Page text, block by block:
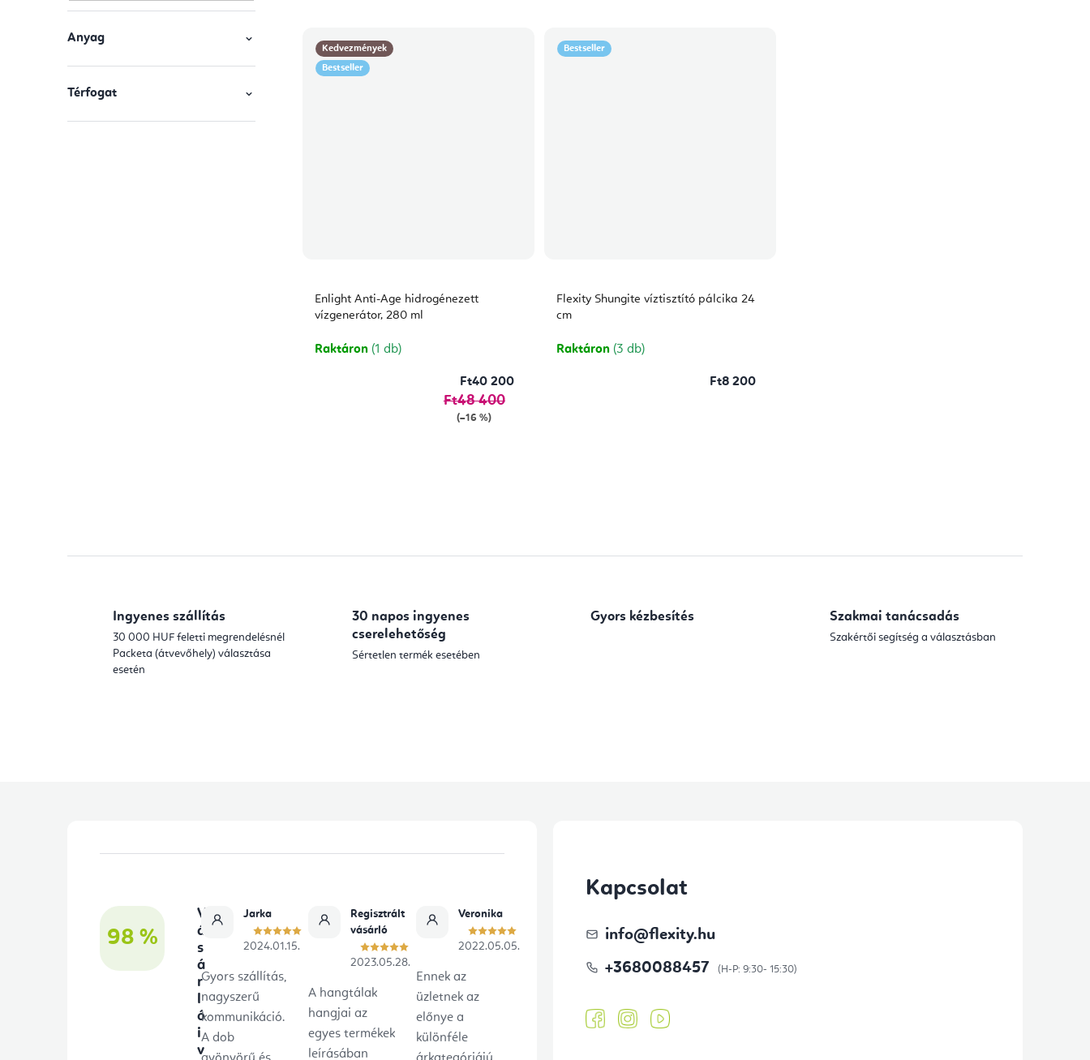
Anyag
Térfogat
Kedvezmények
Bestseller
Enlight Anti-Age hidrogénezett
vízgenerátor, 280 ml
Raktáron (1 db)
Ft40 200
Ft48 400
(–16 %)
Bestseller
Flexity Shungite víztisztító pálcika 24
cm
Raktáron (3 db)
Ft8 200
i
l
m
e
Ingyenes szállítás
30 000 HUF feletti megrendelésnél
Packeta (átvevőhely) választása
esetén
30 napos ingyenes
cserelehetőség
Sértetlen termék esetében
Gyors kézbesítés Szakmai tanácsadás
Szakértői segítség a választásban
98 %
V
á
s
á
r
l
ó
i
v
Jarka
2024.01.15.
Gyors szállítás,
nagyszerű
kommunikáció.
A dob
Regisztrált
vásárló
2023.05.28.
A hangtálak
hangjai az
egyes termékek
leírásában
Veronika
2022.05.05.
Ennek az
üzletnek az
előnye a
különféle
Kapcsolat
info@flexity.hu
+3680088457